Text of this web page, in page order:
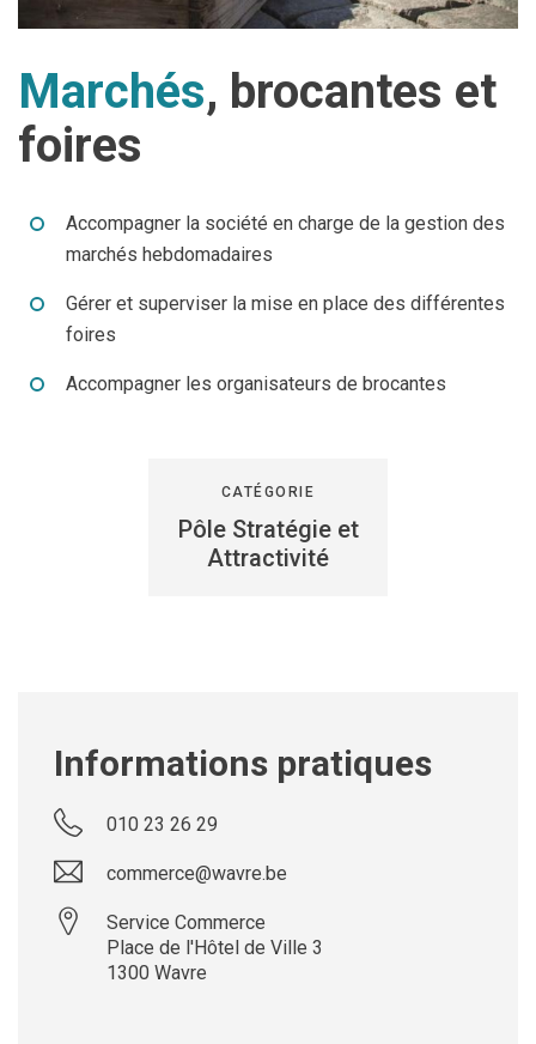
Marchés, brocantes et
foires
Accompagner la société en charge de la gestion des
marchés hebdomadaires
Gérer et superviser la mise en place des différentes
foires
Accompagner les organisateurs de brocantes
CATÉGORIE
Pôle Stratégie et
Attractivité
Informations pratiques
010 23 26 29
commerce@wavre.be
Service Commerce
Place de l'Hôtel de Ville 3
1300 Wavre